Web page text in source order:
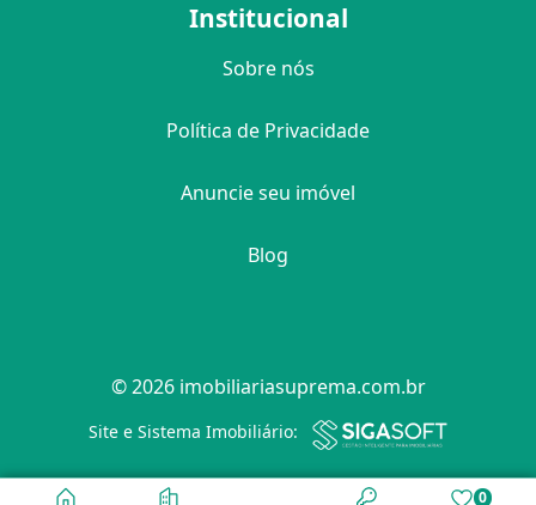
Filtro
Institucional
Sobre nós
Política de Privacidade
Anuncie seu imóvel
Blog
© 2026 imobiliariasuprema.com.br
Site e Sistema Imobiliário:
0